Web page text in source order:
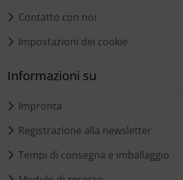
Contatto con noi
Impostazioni dei cookie
Informazioni su
Impronta
Registrazione alla newsletter
Tempi di consegna e imballaggio